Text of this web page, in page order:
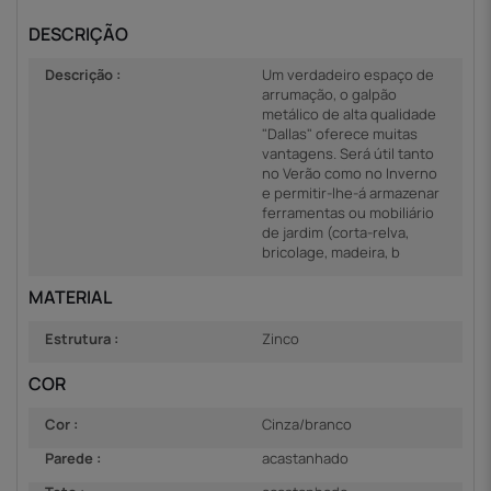
DESCRIÇÃO
Descrição :
Um verdadeiro espaço de
arrumação, o galpão
metálico de alta qualidade
"Dallas" oferece muitas
vantagens. Será útil tanto
no Verão como no Inverno
e permitir-lhe-á armazenar
ferramentas ou mobiliário
de jardim (corta-relva,
bricolage, madeira, b
MATERIAL
Estrutura : Zinco
COR
Cor :
Cinza/branco
Parede :
acastanhado